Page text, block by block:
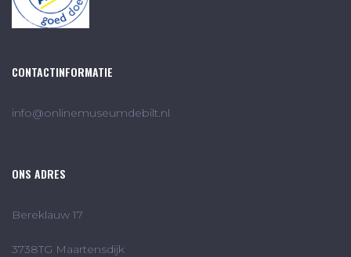
CONTACTINFORMATIE
info@onlinemuseumdebilt.nl
ONS ADRES
Bereklauw 17
3738TG Maartensdijk